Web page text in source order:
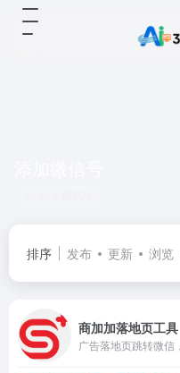
排序 发布 更新 浏览
商加加落地页工具